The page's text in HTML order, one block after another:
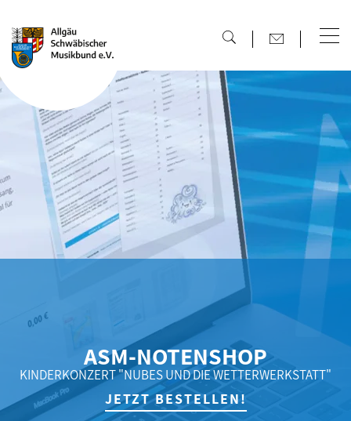
ASM-NOTENSHOP
KINDERKONZERT "NUBES UND DIE WETTERWERKSTATT"
JETZT BESTELLEN!